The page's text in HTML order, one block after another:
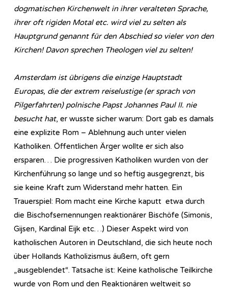
dogmatischen Kirchenwelt in ihrer veralteten Sprache,
ihrer oft rigiden Motal etc. wird viel zu selten als
Hauptgrund genannt für den Abschied so vieler von den
Kirchen! Davon sprechen Theologen viel zu selten!
Amsterdam ist übrigens die einzige Hauptstadt
Europas, die der extrem reiselustige (er sprach von
Pilgerfahrten) polnische Papst Johannes Paul II. nie
besucht hat, er wusste sicher warum: Dort gab es damals
eine explizite Rom – Ablehnung auch unter vielen
Katholiken. Öffentlichen Ärger wollte er sich also
ersparen… Die progressiven Katholiken wurden von der
Kirchenführung so lange und so heftig ausgegrenzt, bis
sie keine Kraft zum Widerstand mehr hatten. Ein
Trauerspiel: Rom macht eine Kirche kaputt etwa durch
die Bischofsernennungen reaktionärer Bischöfe (Simonis,
Gijsen, Kardinal Eijk etc…) Dieser Aspekt wird von
katholischen Autoren in Deutschland, die sich heute noch
über Hollands Katholizismus äußern, oft gern
„ausgeblendet“. Tatsache ist: Keine katholische Teilkirche
wurde von Rom und den Reaktionären weltweit so